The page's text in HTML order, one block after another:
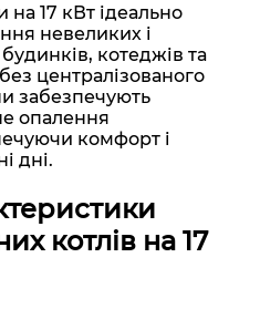
на 17 кВт ідеально
невеликих і
котеджів та
централізованого
забезпечують
опалення
комфорт і
дні.
котлів на 17